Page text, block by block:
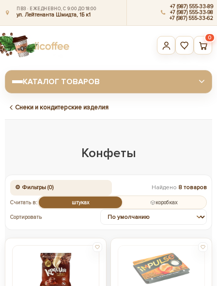
ПВЗ · ЕЖЕДНЕВНО, С 9:00 ДО 18:00
ул. Лейтенанта Шмидта, 1Б к1
+7 (987) 555-33-89
+7 (987) 555-33-98
+7 (987) 555-33-62
0
КАТАЛОГ ТОВАРОВ
Снеки и кондитерские изделия
Конфеты
⚙ Фильтры (0) Найдено 8 товаров
Считать в: штуках коробках
Сортировать